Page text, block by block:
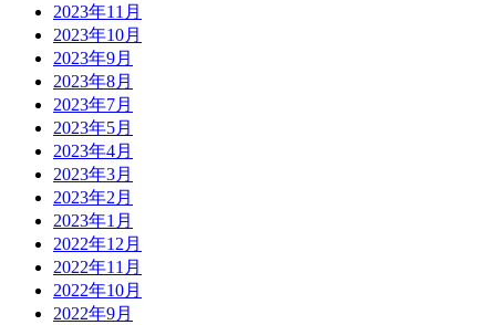
2023年11月
2023年10月
2023年9月
2023年8月
2023年7月
2023年5月
2023年4月
2023年3月
2023年2月
2023年1月
2022年12月
2022年11月
2022年10月
2022年9月